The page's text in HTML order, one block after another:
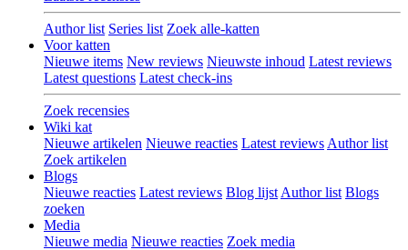
Author list Series list Zoek alle-katten
Voor katten
Nieuwe items New reviews Nieuwste inhoud Latest reviews
Latest questions Latest check-ins
Zoek recensies
Wiki kat
Nieuwe artikelen Nieuwe reacties Latest reviews Author list
Zoek artikelen
Blogs
Nieuwe reacties Latest reviews Blog lijst Author list Blogs
zoeken
Media
Nieuwe media Nieuwe reacties Zoek media